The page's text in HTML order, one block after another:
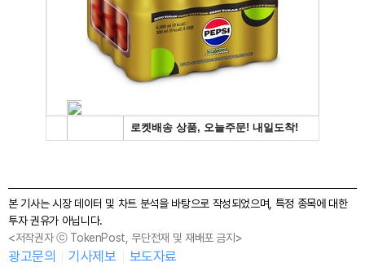
본 기사는 시장 데이터 및 차트 분석을 바탕으로 작성되었으며, 특정 종목에 대한
투자 권유가 아닙니다.
<저작권자 ⓒ TokenPost, 무단전재 및 재배포 금지>
광고문의 기사제보 보도자료